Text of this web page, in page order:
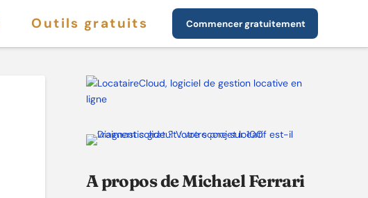
Outils gratuits Commencer gratuitement
A propos de Michael Ferrari